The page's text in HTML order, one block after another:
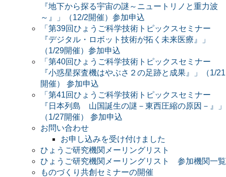
『地下から探る宇宙の謎～ニュートリノと重力波
～』」（12/2開催）参加申込
「第39回ひょうご科学技術トピックスセミナー
『デジタル・ロボット技術が拓く未来医療』」
（1/29開催）参加申込
「第40回ひょうご科学技術トピックスセミナー
『小惑星探査機はやぶさ２の足跡と成果』」（1/21
開催） 参加申込
「第41回ひょうご科学技術トピックスセミナー
『日本列島 山国誕生の謎－東西圧縮の原因－』」
（1/27開催） 参加申込
お問い合わせ
お申し込みを受け付けました
ひょうご研究機関メーリングリスト
ひょうご研究機関メーリングリスト 参加機関一覧
ものづくり共創セミナーの開催